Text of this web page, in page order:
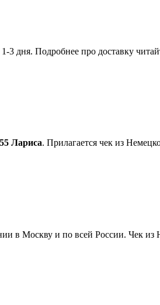
3 дня. Подробнее про доставку
Лариса. Прилагается чек из
в Москву и по всей России. Чек из